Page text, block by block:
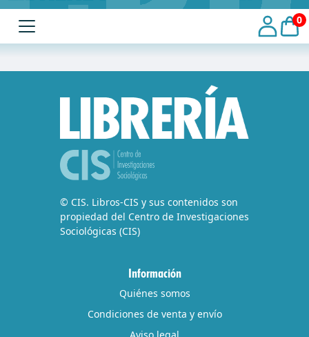
0
© CIS. Libros-CIS y sus contenidos son
propiedad del Centro de Investigaciones
Sociológicas (CIS)
Información
Quiénes somos
Condiciones de venta y envío